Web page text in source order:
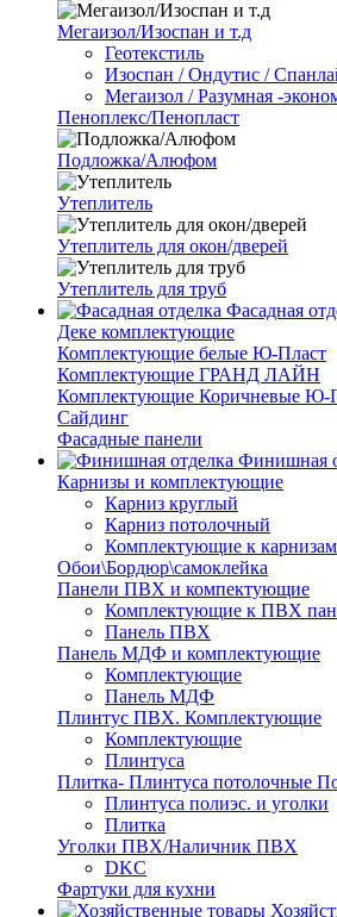
Мегаизол/Изоспан и т.д
Геотекстиль
Изоспан / Ондутис /
Мегаизол / Разумная -
Пеноплекс/Пенопласт
Подложка/Алюфом
Утеплитель
Утеплитель для окон/дверей
Утеплитель для труб
Фасадная
Деке комплектующие
Комплектующие белые Ю-Пласт
Комплектующие ГРАНД ЛАЙН
Комплектующие Коричневые Ю-
Сайдинг
Фасадные панели
Финишная
Карнизы и комплектующие
Карниз круглый
Карниз потолочный
Комплектующие к карнизам
Обои\Бордюр\самоклейка
Панели ПВХ и компектующие
Комплектующие к ПВХ
Панель ПВХ
Панель МДФ и комплектующие
Комплектующие
Панель МДФ
Плинтус ПВХ. Комплектующие
Комплектующие
Плинтуса
Плитка- Плинтуса потолочные
Плинтуса полиэс. и уголки
Плитка
Уголки ПВХ/Наличник ПВХ
DKC
Фартуки для кухни